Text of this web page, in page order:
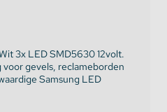
3x LED SMD5630 12volt.
gevels, reclameborden
Samsung LED